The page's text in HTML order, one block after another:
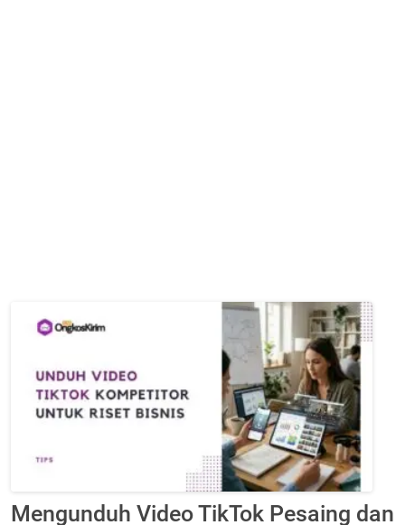
Mengunduh Video TikTok Pesaing dan